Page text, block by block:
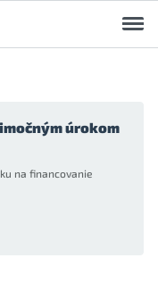
úrokom
na financovanie